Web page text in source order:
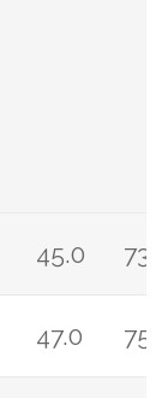
45.0
47.0